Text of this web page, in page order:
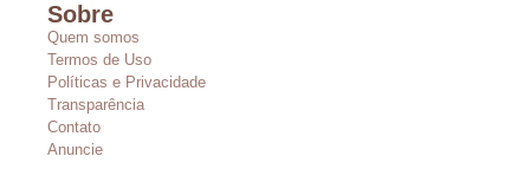
Sobre
Quem somos
Termos de Uso
Políticas e Privacidade
Transparência
Contato
Anuncie